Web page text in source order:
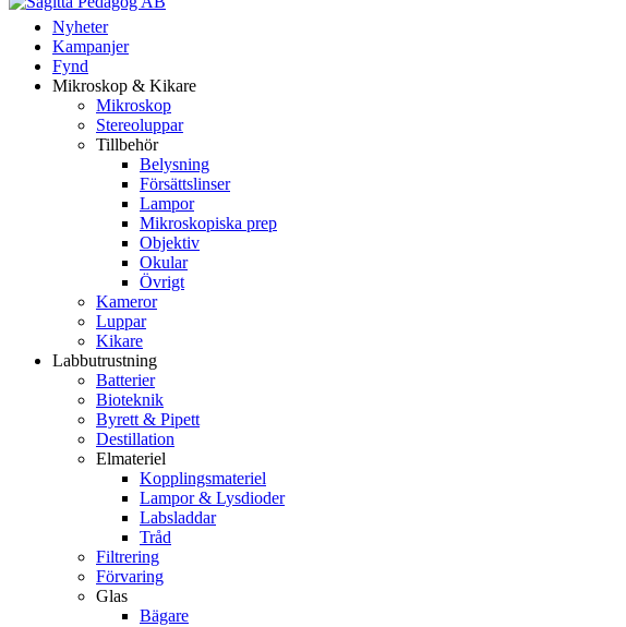
Nyheter
Kampanjer
Fynd
Mikroskop & Kikare
Mikroskop
Stereoluppar
Tillbehör
Belysning
Försättslinser
Lampor
Mikroskopiska prep
Objektiv
Okular
Övrigt
Kameror
Luppar
Kikare
Labbutrustning
Batterier
Bioteknik
Byrett & Pipett
Destillation
Elmateriel
Kopplingsmateriel
Lampor & Lysdioder
Labsladdar
Tråd
Filtrering
Förvaring
Glas
Bägare